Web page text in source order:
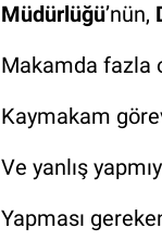
Müdürlüğü’nün,
Makamda fazla
Kaymakam
Ve yanlış
Yapması